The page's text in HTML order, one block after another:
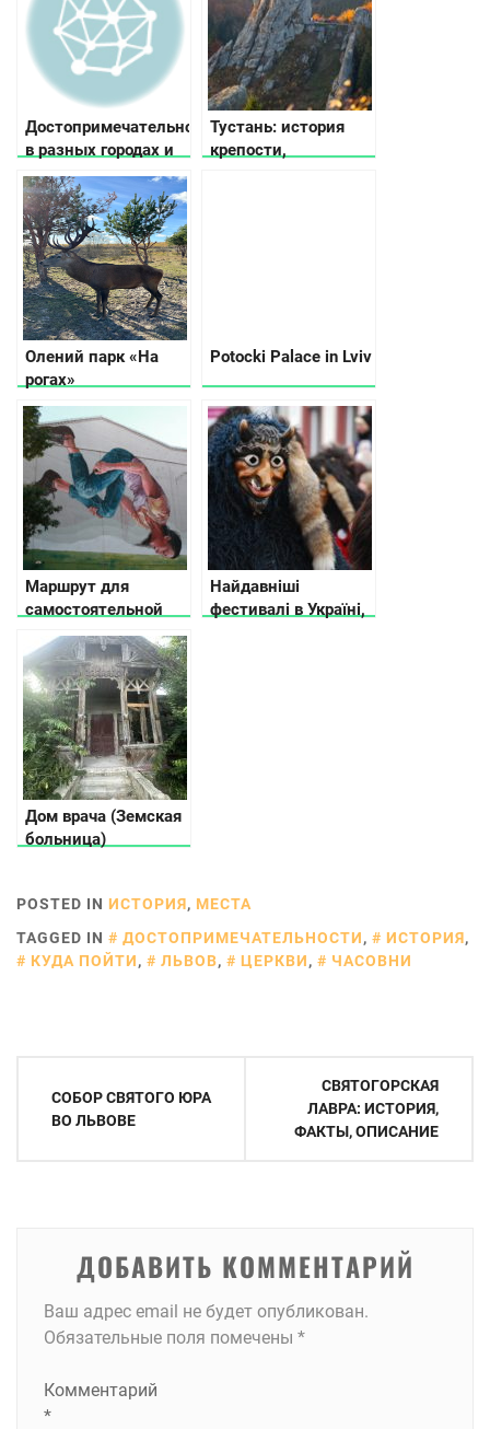
Достопримечательности
в разных городах и
областях Украины
Тустань: история
крепости,
Олений парк «На
рогах»
Potocki Palace in Lviv
Маршрут для
самостоятельной
прогулки по центру
Киева
Найдавніші
фестивалі в Україні,
Дом врача (Земская
больница)
POSTED IN ИСТОРИЯ, МЕСТА
TAGGED IN
ДОСТОПРИМЕЧАТЕЛЬНОСТИ, ИСТОРИЯ,
КУДА ПОЙТИ, ЛЬВОВ, ЦЕРКВИ, ЧАСОВНИ
СОБОР СВЯТОГО ЮРА
ВО ЛЬВОВЕ
СВЯТОГОРСКАЯ
ЛАВРА: ИСТОРИЯ,
ФАКТЫ, ОПИСАНИЕ
ДОБАВИТЬ КОММЕНТАРИЙ
Ваш адрес email не будет опубликован.
Обязательные поля помечены *
Комментарий
*